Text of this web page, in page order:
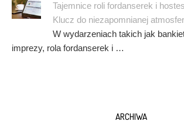
Tajemnice roli fordanserek i
Klucz do niezapomnianej
W wydarzeniach takich jak
imprezy, rola fordanserek i …
ARCHIWA